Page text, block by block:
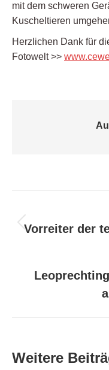
mit dem schweren
Kuscheltieren
Herzlichen Dank für
Fotowelt >>
Vorreiter der
Weitere